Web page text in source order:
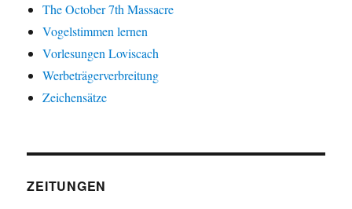
The October 7th Massacre
Vogelstimmen lernen
Vorlesungen Loviscach
Werbeträgerverbreitung
Zeichensätze
ZEITUNGEN